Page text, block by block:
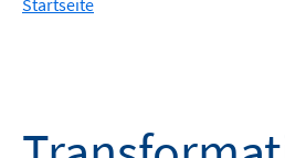
Startseite